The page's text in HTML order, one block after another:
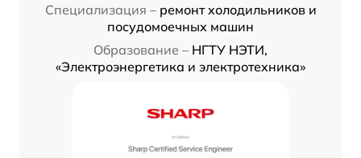
Специализация – ремонт холодильников и
посудомоечных машин
Образование – НГТУ НЭТИ,
«Электроэнергетика и электротехника»